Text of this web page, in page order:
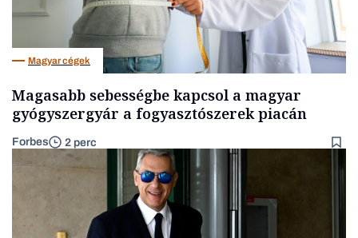
Magyar cégek
Magasabb sebességbe kapcsol a magyar
gyógyszergyár a fogyasztószerek piacán
Forbes 2 perc